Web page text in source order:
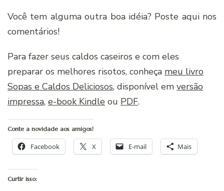
Você tem alguma outra boa idéia? Poste aqui nos
comentários!
Para fazer seus caldos caseiros e com eles
preparar os melhores risotos, conheça meu livro
Sopas e Caldos Deliciosos, disponível em versão
impressa, e-book Kindle ou PDF.
Conte a novidade aos amigos!
Facebook X E-mail Mais
Curtir isso: